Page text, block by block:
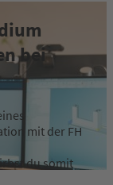
bei
mit der FH
du somit